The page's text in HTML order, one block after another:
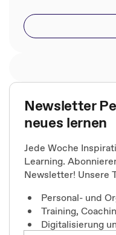
Newsletter
neues lernen
Jede Woche
Learning.
Newsletter! Unsere
Personal- und
Training,
Digitalisierung